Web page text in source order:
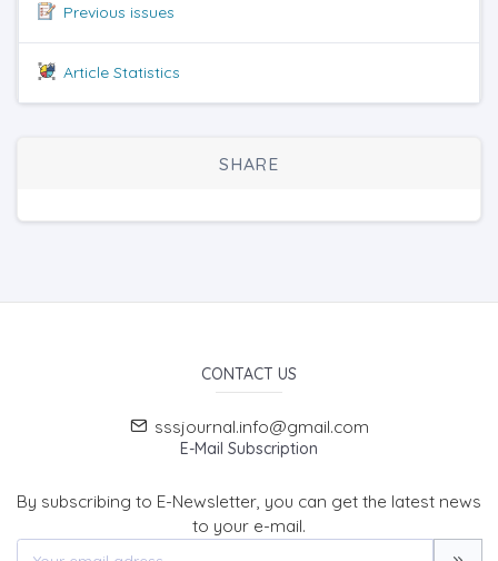
Previous issues
Article Statistics
SHARE
CONTACT US
sssjournal.info@gmail.com
E-Mail Subscription
By subscribing to E-Newsletter, you can get the latest news
to your e-mail.